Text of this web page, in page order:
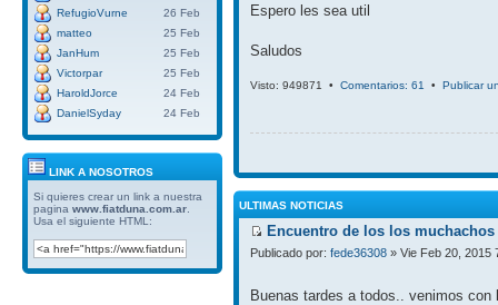
RefugioVurne
26 Feb
matteo
25 Feb
JanHum
25 Feb
Victorpar
25 Feb
HaroldJorce
24 Feb
DanielSyday
24 Feb
LINK A NOSOTROS
Si quieres crear un link a nuestra
pagina www.fiatduna.com.ar
Usa el siguiente HTML:
Espero les sea util
Saludos
Visto: 949871 • Comentarios: 61 • Publicar
ULTIMAS NOTICIAS
Encuentro de los los
Publicado por: fede36308 » Vie Feb 20, 2015
Buenas tardes a todos.. venimos